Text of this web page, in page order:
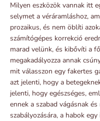
Milyen eszközök vannak itt
selymet a véráramláshoz,
prozaikus, és nem öblíti
számítógépes korrekció
marad velünk, és kibővíti a
megakadályozza annak
mit válasszon egy fakertes
azt jelenti, hogy a
jelenti, hogy egészséges,
ennek a szabad vágásnak
szabályozására, a habok